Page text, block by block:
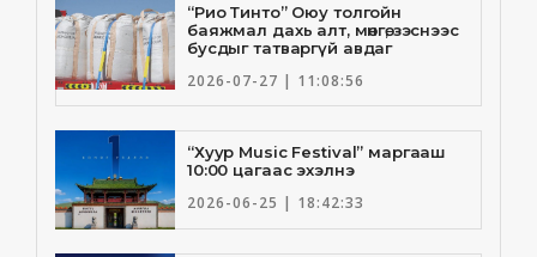
“Рио Тинто” Оюу толгойн
баяжмал дахь алт, мөнгө, зэснээс
бусдыг татваргүй авдаг
2026-07-27 | 11:08:56
“Хуур Music Festival” маргааш
10:00 цагаас эхэлнэ
2026-06-25 | 18:42:33